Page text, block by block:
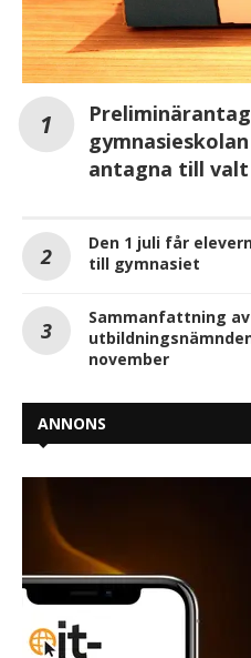
antagna till
Den 1 juli får
till gymnasiet
Sammanfattning
november
ANNONS